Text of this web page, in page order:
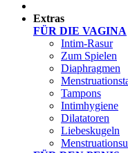
Extras
FÜR DIE VAGINA
Intim-Rasur
Zum Spielen
Diaphragmen
Tampons
Intimhygiene
Dilatatoren
Liebeskugeln